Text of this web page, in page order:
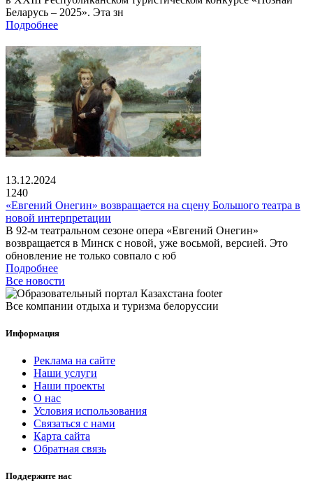
Беларусь – 2025». Эта зн
Подробнее
13.12.2024
1240
«Евгений Онегин» возвращается на сцену Большого театра в
новой интерпретации
В 92-м театральном сезоне опера «Евгений Онегин»
возвращается в Минск с новой, уже восьмой, версией. Это
обновление не только совпало с юб
Подробнее
Все новости
Все компании отдыха и туризма белоруссии
Информация
Реклама на сайте
Наши услуги
Наши проекты
О нас
Условия использования
Связаться с нами
Карта сайта
Обратная связь
Поддержите нас